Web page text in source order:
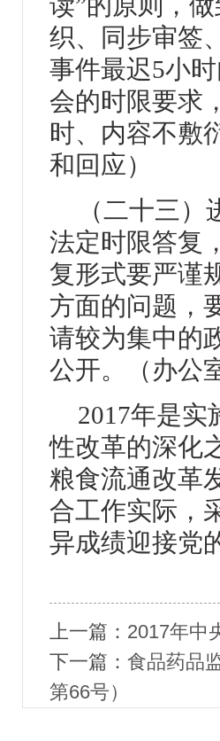
织、同步审签
事件最迟5小
会的时限要求
时、内容不敷
和回应）
（二十三
法定时限答复
复形式要严谨
方面的问题，
请较为集中的
公开。（办公
2017年是实
性改革的深化
粮食流通改革
合工作实际，
异成绩迎接党
上一篇： 2017年中
下一篇： 食品药品
第66号）